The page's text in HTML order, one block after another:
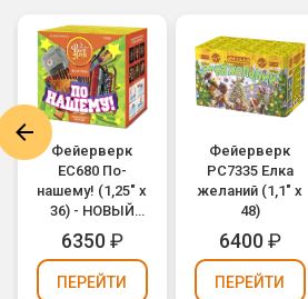
Фейерверк
ЕС680 По-
нашему! (1,25" х
36) - НОВЫЙ
ЭФФЕКТ
2025/2026
6350₽
ПЕРЕЙТИ
Фейерверк
РС7335 Елка
желаний (1,1" х
48)
6400₽
ПЕРЕЙТИ